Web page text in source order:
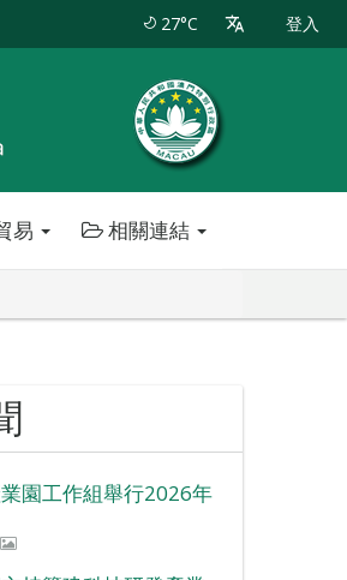
27°C 登入
易 相關連結
園工作組舉行2026年